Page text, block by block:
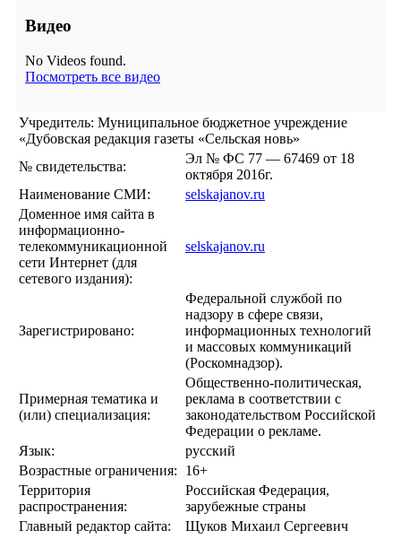
Видео
No Videos found.
Посмотреть все видео
Учредитель: Муниципальное бюджетное учреждение
«Дубовская редакция газеты «Сельская новь»
№ свидетельства:
Эл № ФС 77 — 67469 от 18
октября 2016г.
Наименование СМИ:
selskajanov.ru
Доменное имя сайта в
информационно-
телекоммуникационной
сети Интернет (для
сетевого издания):
selskajanov.ru
Зарегистрировано:
Федеральной службой по
надзору в сфере связи,
информационных технологий
и массовых коммуникаций
(Роскомнадзор).
Примерная тематика и
(или) специализация:
Общественно-политическая,
реклама в соответствии с
законодательством Российской
Федерации о рекламе.
Язык:
русский
Возрастные ограничения:
16+
Территория
распространения:
Российская Федерация,
зарубежные страны
Главный редактор сайта:
Щуков Михаил Сергеевич